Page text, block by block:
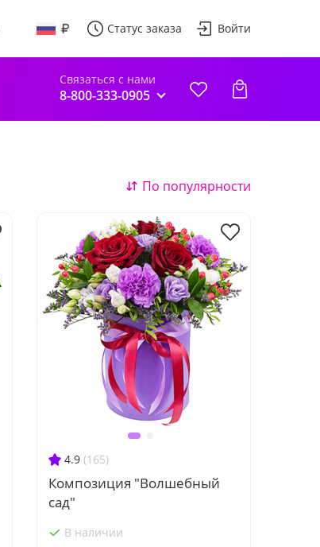
Статус заказа Войти
Связаться с нами
8-800-333-0905
По популярности
4.9 (165)
Композиция "Волшебный
сад"
В наличии